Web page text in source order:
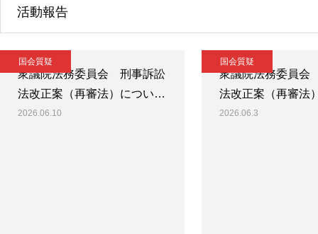
活動報告
国会質疑
衆議院法務委員会 刑事訴訟
法改正案（再審法）につい…
2026.06.10
国会質疑
衆議院法務委員
法改正案（再審法
2026.06.3